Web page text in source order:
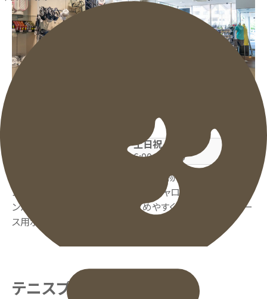
土日祝
6:00～22:00
ウェアからキャディバッグ・シューズ・小物まで、各種有名ブラ
ンドをご用意したセレクトショップ。 キャロウェイ・プーマ・ラ
ンバンスポーツなど、価格もお求めやすく設定しました。コー
ス用ボールも格安です。
テニスプロショップ